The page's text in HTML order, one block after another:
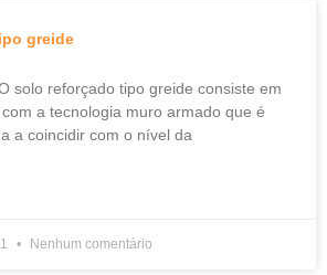
greide
solo reforçado tipo greide consiste em
a tecnologia muro armado que é
a coincidir com o nível da
Nenhum comentário